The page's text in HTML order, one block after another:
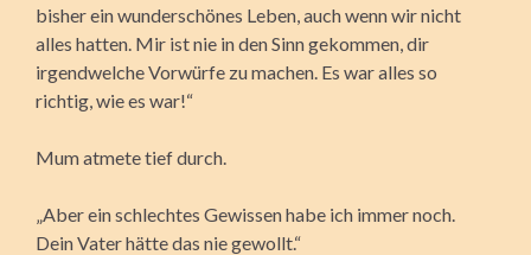
bisher ein wunderschönes Leben, auch wenn wir nicht
alles hatten. Mir ist nie in den Sinn gekommen, dir
irgendwelche Vorwürfe zu machen. Es war alles so
richtig, wie es war!“
Mum atmete tief durch.
„Aber ein schlechtes Gewissen habe ich immer noch.
Dein Vater hätte das nie gewollt.“